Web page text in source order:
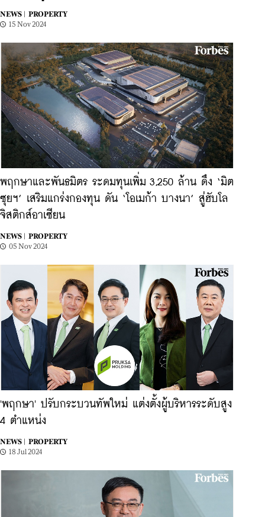
NEWS |
PROPERTY
15 Nov 2024
พฤกษาและพันธมิตร ระดมทุนเพิ่ม 3,250 ล้าน ดึง ‘มิต
ซุยฯ’ เสริมแกร่งกองทุน ดัน ‘โอเมก้า บางนา’ สู่ฮับโล
จิสติกส์อาเซียน
NEWS |
PROPERTY
05 Nov 2024
'พฤกษา' ปรับกระบวนทัพใหม่ แต่งตั้งผู้บริหารระดับสูง
4 ตำแหน่ง
NEWS |
PROPERTY
18 Jul 2024